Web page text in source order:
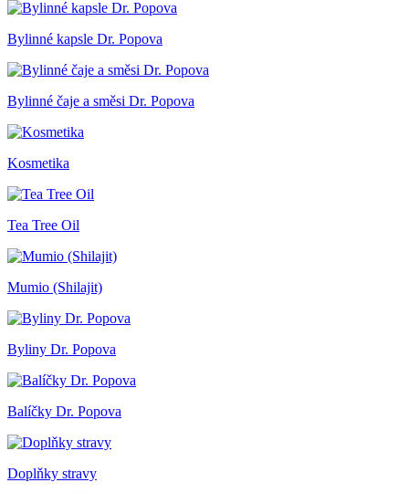
Bylinné kapsle Dr. Popova
Bylinné čaje a směsi Dr. Popova
Kosmetika
Tea Tree Oil
Mumio (Shilajit)
Byliny Dr. Popova
Balíčky Dr. Popova
Doplňky stravy